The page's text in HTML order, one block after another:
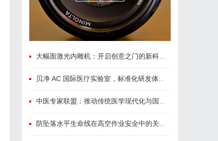
大幅面激光内雕机：开启创意之门的新科技利器
贝净 AC 国际医疗实验室，标准化研发体系全解析
中医专家联盟：推动传统医学现代化与国际化的桥梁
防坠落水平生命线在高空作业安全中的关键作用与应用解析